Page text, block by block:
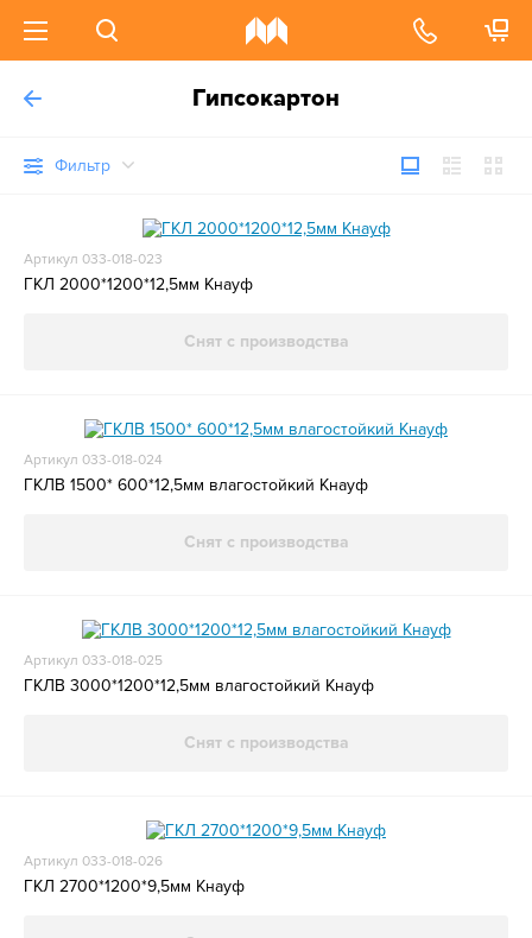
Гипсокартон
Фильтр
Артикул 033-018-023
ГКЛ 2000*1200*12,5мм Кнауф
Снят с производства
Артикул 033-018-024
ГКЛВ 1500* 600*12,5мм влагостойкий Кнауф
Снят с производства
Артикул 033-018-025
ГКЛВ 3000*1200*12,5мм влагостойкий Кнауф
Снят с производства
Артикул 033-018-026
ГКЛ 2700*1200*9,5мм Кнауф